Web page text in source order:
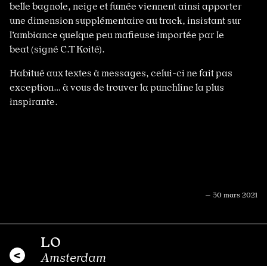
belle bagnole, neige et fumée viennent ainsi apporter
une dimension supplémentaire au track, insistant sur
l’ambiance quelque peu mafieuse importée par le
beat (signé C.T Koité).
Habitué aux textes à messages, celui-ci ne fait pas
exception… à vous de trouver la punchline la plus
inspirante.
— 30 mars 2021
LO
Amsterdam